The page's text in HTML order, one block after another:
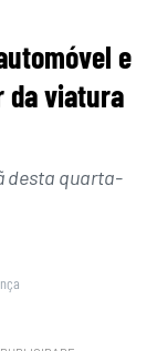
e
da viatura
desta quarta-